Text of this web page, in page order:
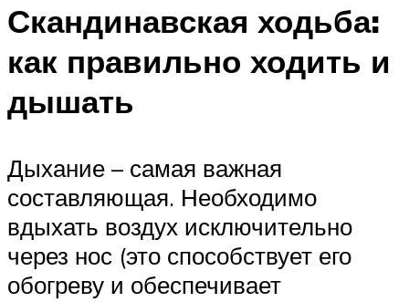
Скандинавская ходьба:
как правильно ходить и
дышать
Дыхание – самая важная
составляющая. Необходимо
вдыхать воздух исключительно
через нос (это способствует его
обогреву и обеспечивает